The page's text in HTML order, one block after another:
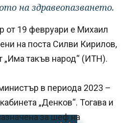
на здравеопазването.
от 19 февруари е Михаил
на поста Силви Кирилов,
„Има такъв народ“ (ИТН).
в периода 2023 –
„Денков“. Тогава и
за шеф на